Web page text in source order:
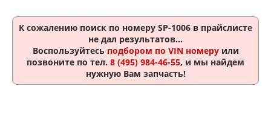
К сожалению поиск по номеру SP-1006 в прайслисте
не дал результатов...
Воспользуйтесь подбором по VIN номеруили
позвоните по тел. 8 (495) 984-46-55, и мы найдем
нужную Вам запчасть!